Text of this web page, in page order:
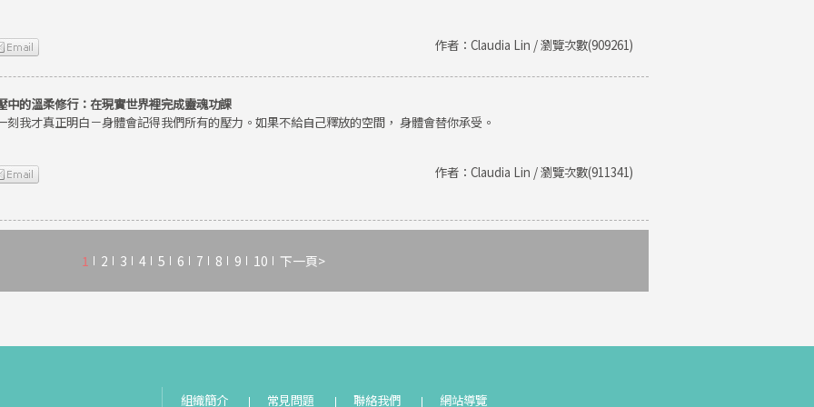
作者：Claudia Lin / 瀏覽次數(909261)
中的溫柔修行：在現實世界裡完成靈魂功課
刻我才真正明白－身體會記得我們所有的壓力。如果不給自己釋放的空間， 身體會替你承受。
作者：Claudia Lin / 瀏覽次數(911341)
1 2 3 4 5 6 7 8 9 10 下一頁>
組織簡介 常見問題 聯絡我們 網站導覽